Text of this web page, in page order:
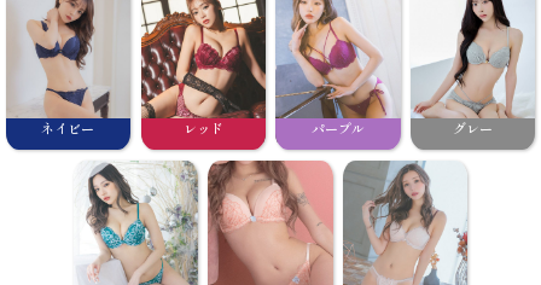
ネイビー レッド パープル グレー